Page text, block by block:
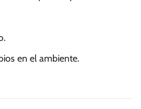
en el ambiente.